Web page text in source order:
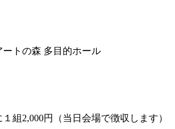
ートの森 多目的ホール
組2,000円（当日会場で徴収します）